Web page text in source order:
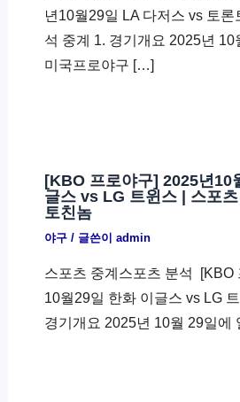
년10월29일 LA 다저스 vs 토론
석 중계 1. 경기개요 2025년 10
미국프로야구 […]
[KBO 프로야구] 2025년10
글스 vs LG 트윈스 | 스포
토친놈
야구/ 글쓴이 admin
스포츠 중계스포츠 분석 ​ [KBO
10월29일 한화 이글스 vs LG
경기개요 2025년 10월 29일에